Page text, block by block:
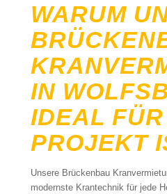
WARUM
IN
IDEAL
PROJEKT
Unsere Brückenbau
modernste Krantechnik für jede